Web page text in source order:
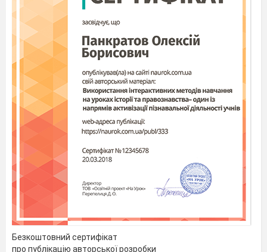
Безкоштовний сертифікат
про публікацію авторської розробки